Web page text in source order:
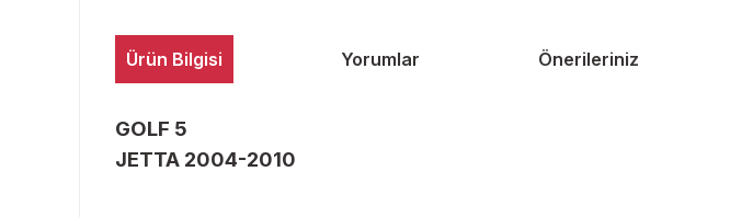
Ürün Bilgisi Yorumlar Önerileriniz
GOLF 5
JETTA 2004-2010